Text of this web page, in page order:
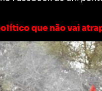
que não vai